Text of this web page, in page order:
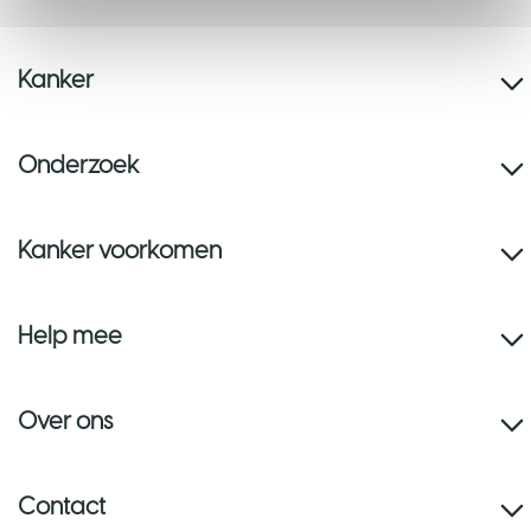
Kanker
Onderzoek
Kanker voorkomen
Help mee
Over ons
Contact